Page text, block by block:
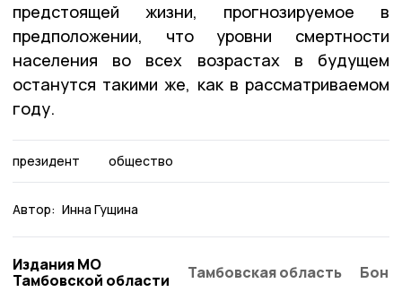
предстоящей жизни, прогнозируемое в
предположении, что уровни смертности
населения во всех возрастах в будущем
останутся такими же, как в рассматриваемом
году.
президент общество
Автор: Инна Гущина
Издания МО
Тамбовской области
Тамбовская область